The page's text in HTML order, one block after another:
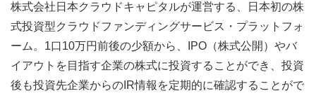
株式会社日本クラウドキャピタルが運営する、日本初の株
式投資型クラウドファンディングサービス・プラットフォ
ーム。1口10万円前後の少額から、IPO（株式公開）やバ
イアウトを目指す企業の株式に投資することができ、投資
後も投資先企業からのIR情報を定期的に確認することがで